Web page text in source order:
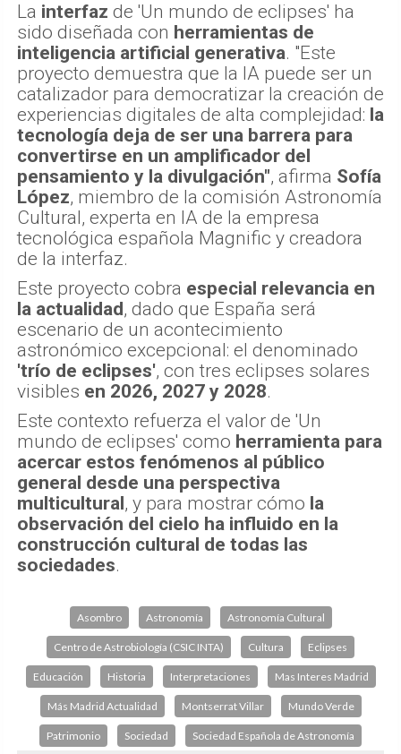
La interfaz de 'Un mundo de eclipses' ha
sido diseñada con herramientas de
inteligencia artificial generativa. "Este
proyecto demuestra que la IA puede ser un
catalizador para democratizar la creación de
experiencias digitales de alta complejidad: la
tecnología deja de ser una barrera para
convertirse en un amplificador del
pensamiento y la divulgación", afirma Sofía
López, miembro de la comisión Astronomía
Cultural, experta en IA de la empresa
tecnológica española Magnific y creadora
de la interfaz.
Este proyecto cobra especial relevancia en
la actualidad, dado que España será
escenario de un acontecimiento
astronómico excepcional: el denominado
'trío de eclipses', con tres eclipses solares
visibles en 2026, 2027 y 2028.
Este contexto refuerza el valor de 'Un
mundo de eclipses' como herramienta para
acercar estos fenómenos al público
general desde una perspectiva
multicultural , y para mostrar cómo la
observación del cielo ha influido en la
construcción cultural de todas las
sociedades.
Asombro Astronomía Astronomía Cultural
Centro de Astrobiología (CSIC INTA) Cultura Eclipses
Educación Historia Interpretaciones Mas Interes Madrid
Más Madrid Actualidad Montserrat Villar Mundo Verde
Patrimonio Sociedad Sociedad Española de Astronomía